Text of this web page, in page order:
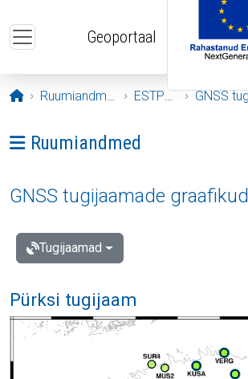
Geoportaal
Avaleht
Ruumiandmed ESTPOS GNSS
Ava menüü: Ruumiandmed
Ruumiandmed
GNSS tugijaamade graafikud
Tugijaamad
Pürksi tugijaam